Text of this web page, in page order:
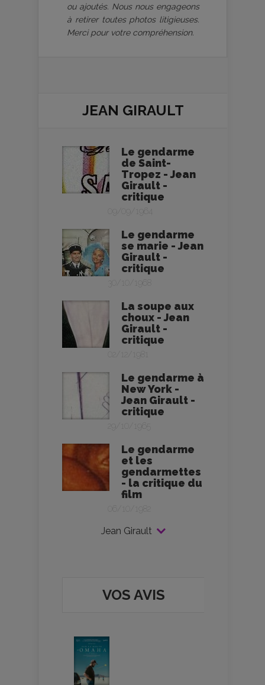
ou ajoutés. Nous nous engageons
à retirer toutes photos litigieuses.
Merci pour votre compréhension.
JEAN GIRAULT
Le gendarme
de Saint-
Tropez - Jean
Girault -
critique
09/09/1964
Le gendarme
se marie - Jean
Girault -
critique
30/10/1968
La soupe aux
choux - Jean
Girault -
critique
02/12/1981
Le gendarme à
New York -
Jean Girault -
critique
29/10/1965
Le gendarme
et les
gendarmettes
- la critique du
film
06/10/1982
Jean Girault
VOS AVIS